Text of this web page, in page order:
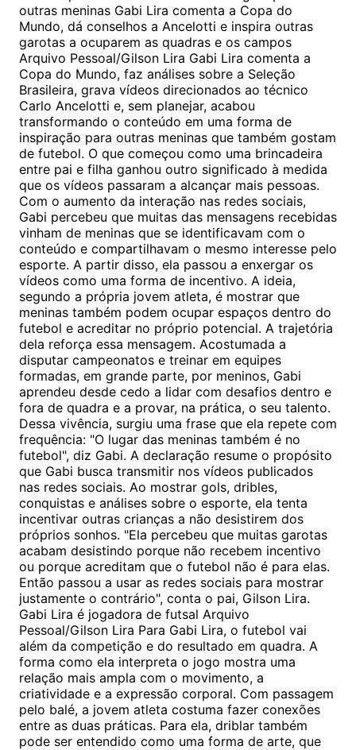
outras meninas Gabi Lira comenta a Copa do
Mundo, dá conselhos a Ancelotti e inspira outras
garotas a ocuparem as quadras e os campos
Arquivo Pessoal/Gilson Lira Gabi Lira comenta a
Copa do Mundo, faz análises sobre a Seleção
Brasileira, grava vídeos direcionados ao técnico
Carlo Ancelotti e, sem planejar, acabou
transformando o conteúdo em uma forma de
inspiração para outras meninas que também gostam
de futebol. O que começou como uma brincadeira
entre pai e filha ganhou outro significado à medida
que os vídeos passaram a alcançar mais pessoas.
Com o aumento da interação nas redes sociais,
Gabi percebeu que muitas das mensagens recebidas
vinham de meninas que se identificavam com o
conteúdo e compartilhavam o mesmo interesse pelo
esporte. A partir disso, ela passou a enxergar os
vídeos como uma forma de incentivo. A ideia,
segundo a própria jovem atleta, é mostrar que
meninas também podem ocupar espaços dentro do
futebol e acreditar no próprio potencial. A trajetória
dela reforça essa mensagem. Acostumada a
disputar campeonatos e treinar em equipes
formadas, em grande parte, por meninos, Gabi
aprendeu desde cedo a lidar com desafios dentro e
fora de quadra e a provar, na prática, o seu talento.
Dessa vivência, surgiu uma frase que ela repete com
frequência: "O lugar das meninas também é no
futebol", diz Gabi. A declaração resume o propósito
que Gabi busca transmitir nos vídeos publicados
nas redes sociais. Ao mostrar gols, dribles,
conquistas e análises sobre o esporte, ela tenta
incentivar outras crianças a não desistirem dos
próprios sonhos. "Ela percebeu que muitas garotas
acabam desistindo porque não recebem incentivo
ou porque acreditam que o futebol não é para elas.
Então passou a usar as redes sociais para mostrar
justamente o contrário", conta o pai, Gilson Lira.
Gabi Lira é jogadora de futsal Arquivo
Pessoal/Gilson Lira Para Gabi Lira, o futebol vai
além da competição e do resultado em quadra. A
forma como ela interpreta o jogo mostra uma
relação mais ampla com o movimento, a
criatividade e a expressão corporal. Com passagem
pelo balé, a jovem atleta costuma fazer conexões
entre as duas práticas. Para ela, driblar também
pode ser entendido como uma forma de arte, que